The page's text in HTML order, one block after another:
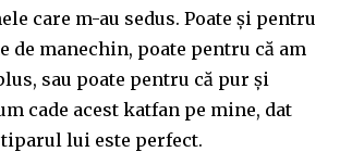
care m-au sedus. Poate și pentru
de manechin, poate pentru că am
sau poate pentru că pur și
cade acest katfan pe mine, dat
lui este perfect.